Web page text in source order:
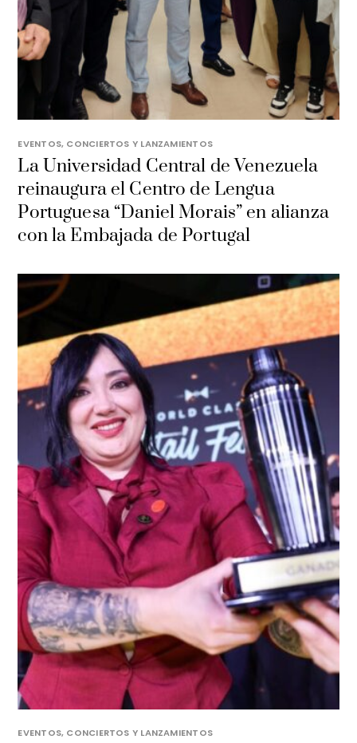
EVENTOS, CONCIERTOS Y LANZAMIENTOS
La Universidad Central de Venezuela
reinaugura el Centro de Lengua
Portuguesa “Daniel Morais” en alianza
con la Embajada de Portugal
EVENTOS, CONCIERTOS Y LANZAMIENTOS